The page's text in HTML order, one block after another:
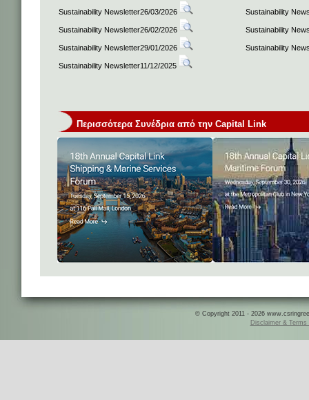
Sustainability Newsletter26/03/2026 Sustainability
Sustainability Newsletter26/02/2026 Sustainability
Sustainability Newsletter29/01/2026 Sustainability
Sustainability Newsletter11/12/2025
Περισσότερα Συνέδρια από την Capital Link
© Copyright 2011 - 2026
Disclaimer & Terms